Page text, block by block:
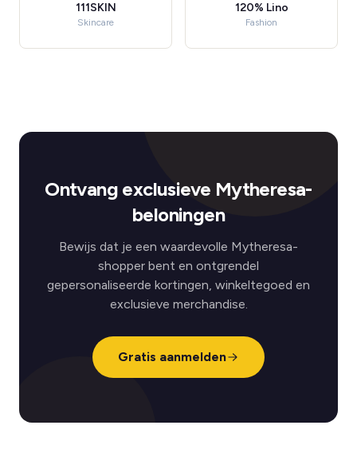
111SKIN
Skincare
120% Lino
Fashion
Ontvang exclusieve Mytheresa-
beloningen
Bewijs dat je een waardevolle Mytheresa-
shopper bent en ontgrendel
gepersonaliseerde kortingen, winkeltegoed en
exclusieve merchandise.
Gratis aanmelden